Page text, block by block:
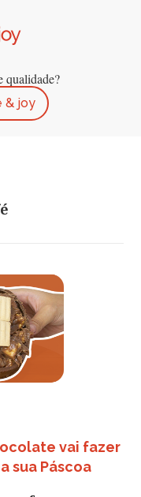
qualidade?
& joy
vai fazer
sua Páscoa